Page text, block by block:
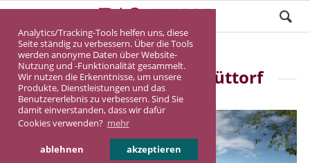
Analytics/Tracking-Tools helfen uns, diese
Seite ständig zu verbessern. Über die Tools
werden anonyme Daten über Website-
Nutzung und -Funktionalität gesammelt.
Wir nutzen die Erkenntnisse, um unsere
Produkte, Dienstleistungen und das
Benutzererlebnis zu verbessern. Sind Sie
damit einverstanden, dass wir dafür
Cookies verwenden? mehr
ablehnen akzeptieren
Pflegeimmobilie Schüttorf